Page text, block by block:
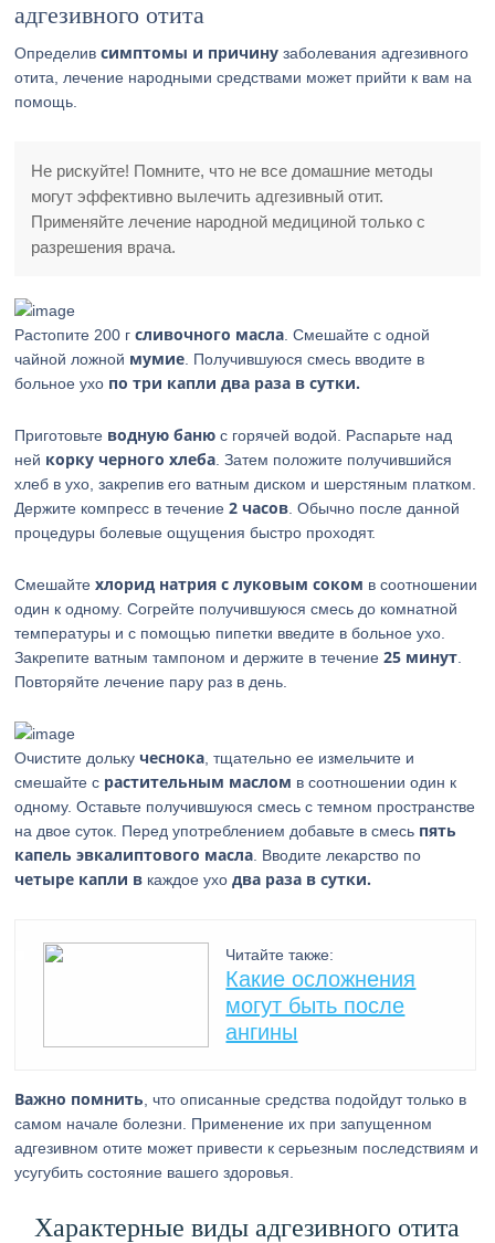
адгезивного отита
Определивсимптомы и причину заболевания адгезивного
отита, лечение народными средствами может прийти к вам на
помощь.
Не рискуйте! Помните, что не все домашние методы
могут эффективно вылечить адгезивный отит.
Применяйте лечение народной медициной только с
разрешения врача.
Растопите 200 гсливочного масла . Смешайте с одной
чайной ложной мумие . Получившуюся смесь вводите в
больное ухо по три капли два раза в сутки.
Приготовьте водную баню с горячей водой. Распарьте над
ней корку черного хлеба . Затем положите получившийся
хлеб в ухо, закрепив его ватным диском и шерстяным платком.
Держите компресс в течение2 часов . Обычно после данной
процедуры болевые ощущения быстро проходят.
Смешайтехлорид натрия с луковым соком в соотношении
один к одному. Согрейте получившуюся смесь до комнатной
температуры и с помощью пипетки введите в больное ухо.
Закрепите ватным тампоном и держите в течение25 минут
Повторяйте лечение пару раз в день.
Очистите долькучеснока , тщательно ее измельчите и
смешайте с растительным маслом в соотношении один к
одному. Оставьте получившуюся смесь с темном пространстве
на двое суток. Перед употреблением добавьте в смесь пять
капель эвкалиптового масла . Вводите лекарство по
четыре капли в каждое уходва раза в сутки.
Читайте также:
Какие осложнения
могут быть после
ангины
Важно помнить , что описанные средства подойдут только в
самом начале болезни. Применение их при запущенном
адгезивном отите может привести к серьезным последствиям и
усугубить состояние вашего здоровья.
Характерные виды адгезивного отита